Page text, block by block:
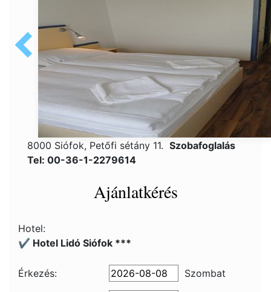
8000 Siófok, Petőfi sétány 11. Szobafoglalás
Tel: 00-36-1-2279614
Ajánlatkérés
Hotel:
✔️ Hotel Lidó Siófok ***
Érkezés: Szombat